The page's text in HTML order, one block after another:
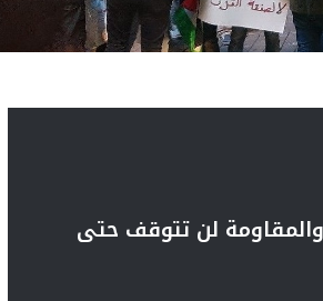
لن تتوقف حتى